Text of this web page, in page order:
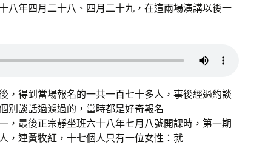
八年四月二十八、四月二十九，在這兩場演講以後一
，得到當場報名的一共一百七十多人，事後經過約談
別談話過濾過的，當時都是好奇報名
，最後正宗靜坐班六十八年七月八號開課時，第一期
，連黃牧紅，十七個人只有一位女性：就